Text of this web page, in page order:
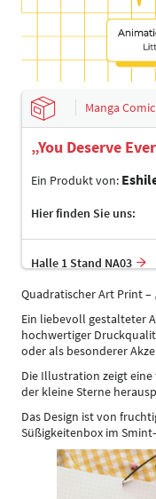
Manga
„You Deserve
Ein Produkt von:
Hier finden Sie uns:
Halle 1 Stand NA03
Quadratischer Art Print –
Ein liebevoll gestalteter
hochwertiger
oder als besonderer
Die Illustration zeigt eine
der kleine Sterne
Das Design ist von
Süßigkeitenbox im